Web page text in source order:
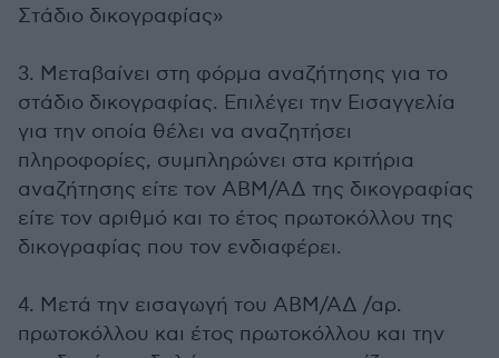
Στάδιο δικογραφίας»
3. Μεταβαίνει στη φόρμα αναζήτησης για το
στάδιο δικογραφίας. Επιλέγει την Εισαγγελία
για την οποία θέλει να αναζητήσει
πληροφορίες, συμπληρώνει στα κριτήρια
αναζήτησης είτε τον ΑΒΜ/ΑΔ της δικογραφίας
είτε τον αριθμό και το έτος πρωτοκόλλου της
δικογραφίας που τον ενδιαφέρει.
4. Μετά την εισαγωγή του ΑΒΜ/ΑΔ /αρ.
πρωτοκόλλου και έτος πρωτοκόλλου και την